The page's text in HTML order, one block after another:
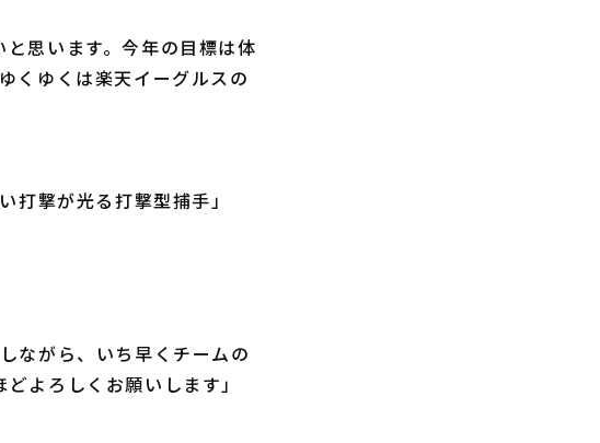
思います。今年の目標は体
くゆくは楽天イーグルスの
打撃が光る打撃型捕手」
ながら、いち早くチームの
よろしくお願いします」